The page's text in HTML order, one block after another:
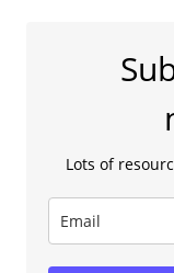
Lots of